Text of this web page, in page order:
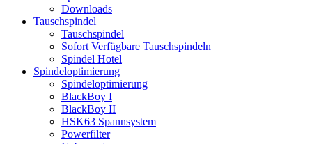
Downloads
Tauschspindel
Tauschspindel
Sofort Verfügbare Tauschspindeln
Spindel Hotel
Spindeloptimierung
Spindeloptimierung
BlackBoy I
BlackBoy II
HSK63 Spannsystem
Powerfilter